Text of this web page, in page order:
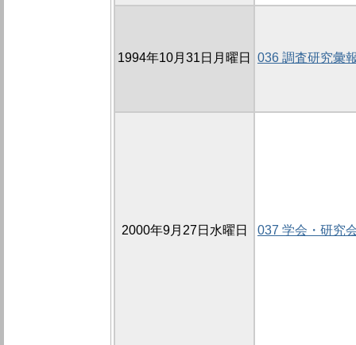
1994年10月31日月曜日 036 調査研究彙
2000年9月27日水曜日 037 学会・研究